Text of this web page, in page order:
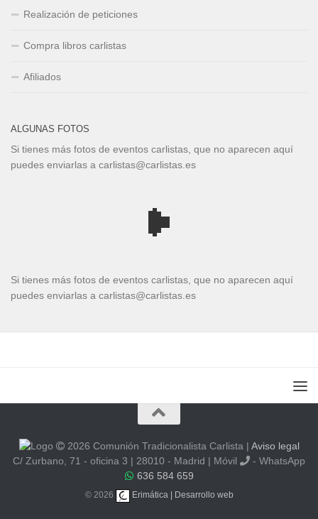
Realización de peticiones
Compra libros carlistas
Afiliados
ALGUNAS FOTOS
Si tienes más fotos de eventos carlistas, que no aparecen aquí
puedes enviarlas a carlistas@carlistas.es
Si tienes más fotos de eventos carlistas, que no aparecen aquí
puedes enviarlas a carlistas@carlistas.es
2026 Comunión Tradicionalista Carlista | Aviso legal
C/ Zurbano, 71 - oficina 3 | 28010 - Madrid | Móvil
- WhatsApp
636 584 659
© 2026 Erimática | Desarrollo web